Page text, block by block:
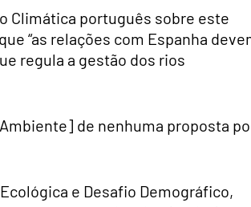
Climática português sobre este
“as relações com Espanha
regula a gestão dos rios
de nenhuma proposta
e Desafio Demográfico,